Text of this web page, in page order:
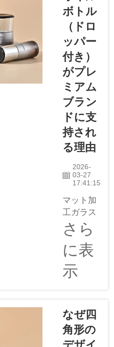
です。
人々は環
境問題へ
の関心が
高まり、
地球にや
さしい製
品を使お
うとする
意識が強
まってい
ます。こ
のトレン
ドは2026
年までに
さらに拡
大すると
予測され
ます。当
社のli...
ボトル
（ドロ
ッパー
付き）
がプレ
ミアム
ブラン
ドに支
持され
る理由
2026-
03-27
17:41:15
マット加
工ガラス
製オイル
ボトル
（ドロッ
パー付
き）は、
ありませ
ん。品質
と上品さ
さら
に表
示
なぜ四
角形の